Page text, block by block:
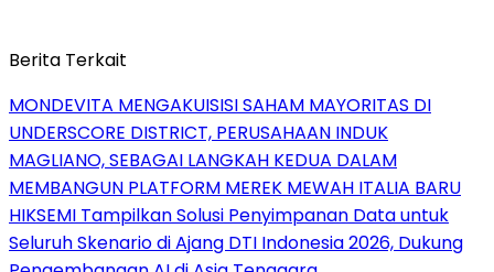
Berita Terkait
MONDEVITA MENGAKUISISI SAHAM MAYORITAS DI
UNDERSCORE DISTRICT, PERUSAHAAN INDUK
MAGLIANO, SEBAGAI LANGKAH KEDUA DALAM
MEMBANGUN PLATFORM MEREK MEWAH ITALIA BARU
HIKSEMI Tampilkan Solusi Penyimpanan Data untuk
Seluruh Skenario di Ajang DTI Indonesia 2026, Dukung